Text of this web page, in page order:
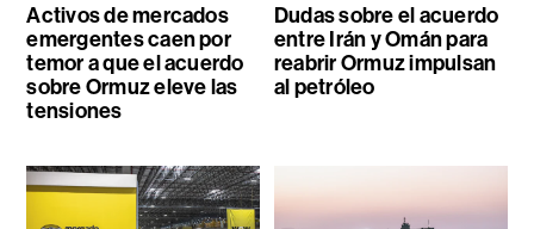
Activos de mercados
emergentes caen por
temor a que el acuerdo
sobre Ormuz eleve las
tensiones
Dudas sobre el acuerdo
entre Irán y Omán para
reabrir Ormuz impulsan
al petróleo